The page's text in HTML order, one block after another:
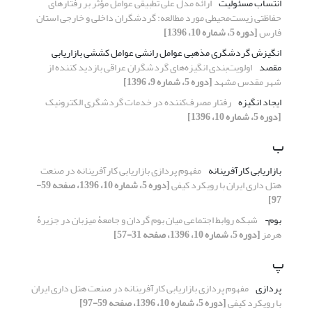
حفاظتی زیست‌محیطی مورد مطالعه: گردشگران داخلی و خارجی استان
فارس[دوره 5، شماره 10، 1396]
انگیزش گردشگری مذهبی عوامل رانشی عوامل کششی بازاریابی
مقصد اولویت‌بندی انگیزه‌های گردشگران عراقی بازدید کننده از
شهر مقدس مشهد[دوره 5، شماره 9، 1396]
ایجاد انگیزه رفتار مصرف‌کننده در خدمات گردشگری الکترونیک
[دوره 5، شماره 10، 1396]
ب
بازاریابی کارآفرینانه مفهوم پردازی بازاریابی کارآفرینانه در صنعت
هتل داری ایران با رویکرد کیفی [دوره 5، شماره 10، 1396، صفحه 59-
97]
بوم¬ شبکه روابط اجتماعی میان بوم گردان و جامعۀ میزبان در جزیرۀ
هرمز[دوره 5، شماره 10، 1396، صفحه 31-57]
پ
پردازی مفهوم پردازی بازاریابی کارآفرینانه در صنعت هتل داری ایران
با رویکرد کیفی[دوره 5، شماره 10، 1396، صفحه 59-97]